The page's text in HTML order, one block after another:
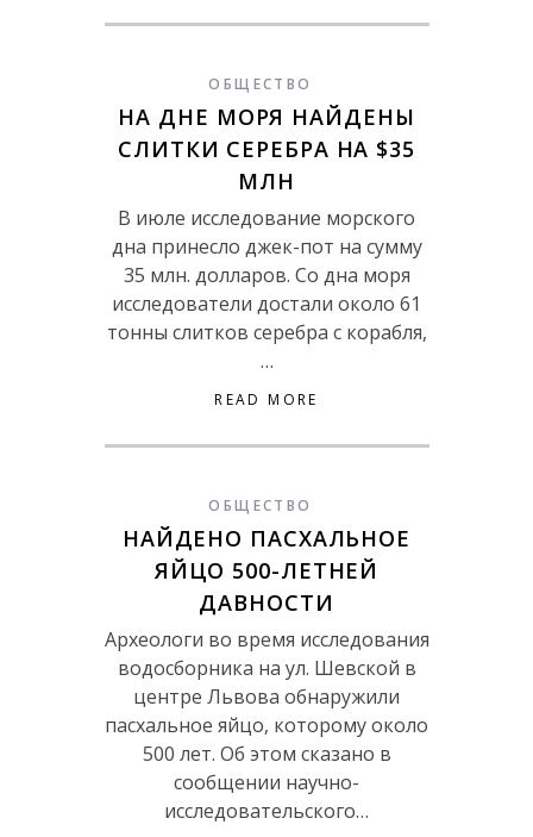
ОБЩЕСТВО
НА ДНЕ МОРЯ НАЙДЕНЫ
СЛИТКИ СЕРЕБРА НА $35
МЛН
В июле исследование морского
дна принесло джек-пот на сумму
35 млн. долларов. Со дна моря
исследователи достали около 61
тонны слитков серебра с корабля,
…
READ MORE
ОБЩЕСТВО
НАЙДЕНО ПАСХАЛЬНОЕ
ЯЙЦО 500-ЛЕТНЕЙ
ДАВНОСТИ
Археологи во время исследования
водосборника на ул. Шевской в
центре Львова обнаружили
пасхальное яйцо, которому около
500 лет. Об этом сказано в
сообщении научно-
исследовательского…